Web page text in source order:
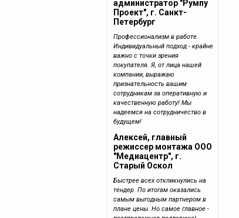
администратор "Румпу
Проект", г. Санкт-
Петербург
Профессионализм в работе.
Индивидуальный подход - крайне
важно с точки зрения
покупателя. Я, от лица нашей
компании, выражаю
признательность вашим
сотрудникам за оперативную и
качественную работу! Мы
надеемся на сотрудничество в
будущем!
Алексей, главный
режиссер монтажа ООО
"Медиацентр", г.
Старый Оскол
Быстрее всех откликнулись на
тендер. По итогам оказались
самым выгодным партнером в
плане цены. Но самое главное -